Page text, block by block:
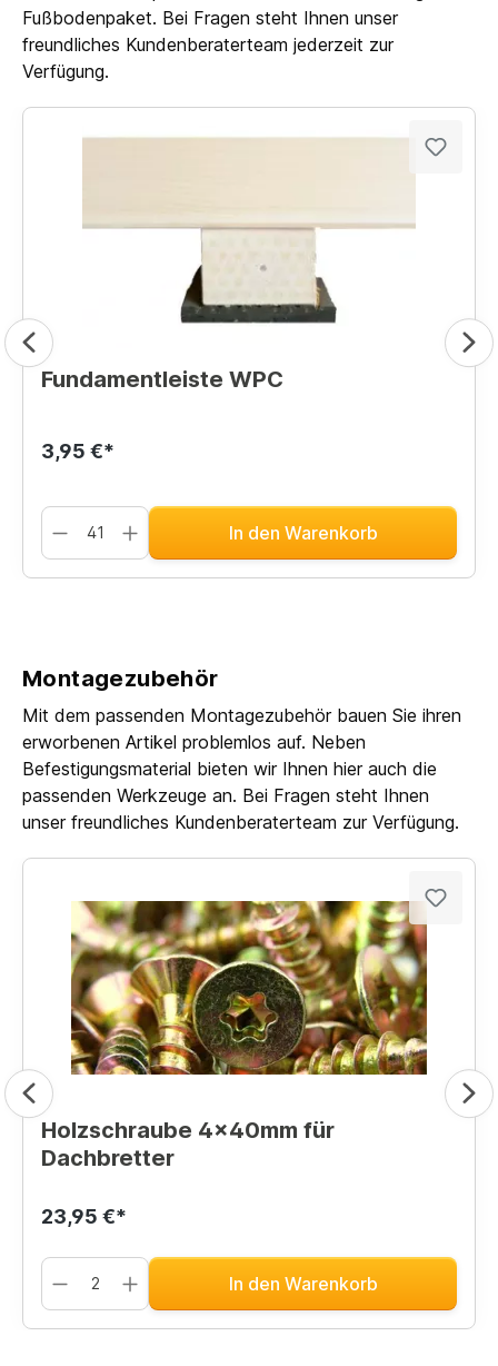
Fußbodenpaket. Bei Fragen steht Ihnen unser
freundliches Kundenberaterteam jederzeit zur
Verfügung.
Fundamentleiste WPC
3,95 €*
In den Warenkorb
Montagezubehör
Mit dem passenden Montagezubehör bauen Sie ihren
erworbenen Artikel problemlos auf. Neben
Befestigungsmaterial bieten wir Ihnen hier auch die
passenden Werkzeuge an. Bei Fragen steht Ihnen
unser freundliches Kundenberaterteam zur Verfügung.
Holzschraube 4x40mm für
Dachbretter
23,95 €*
In den Warenkorb